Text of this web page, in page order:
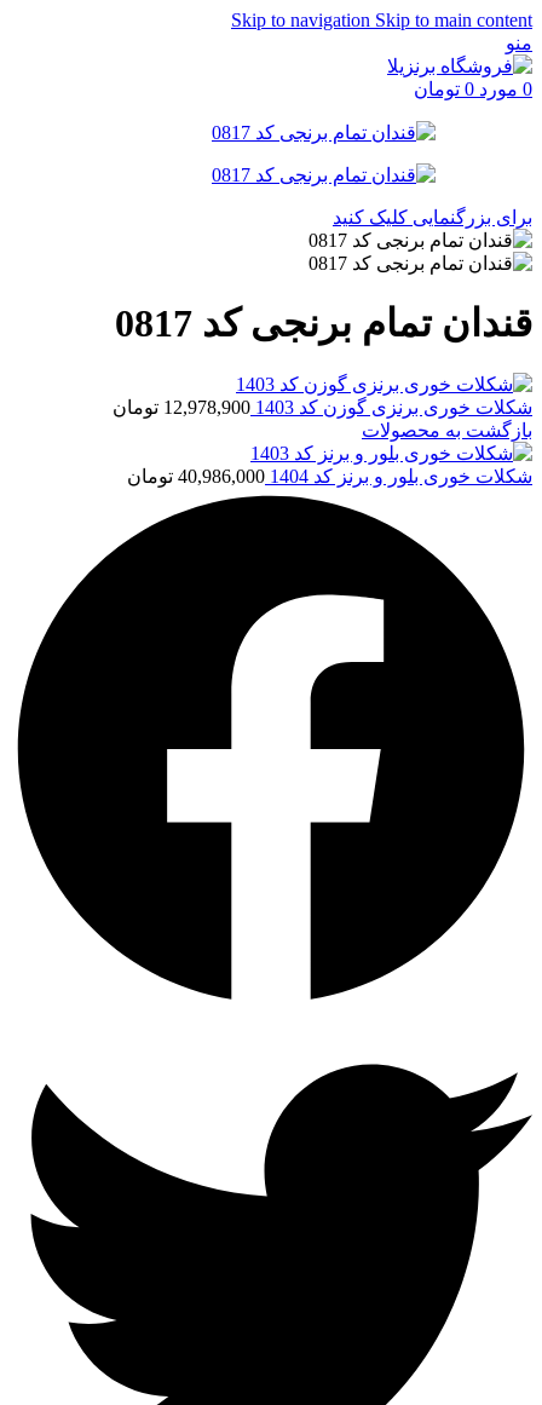
Skip to navigation Skip to main content
منو
0 مورد 0 تومان
برای بزرگنمایی کلیک کنید
قندان تمام برنجی کد 0817
شکلات خوری برنزی گوزن کد 1403 12,978,900 تومان
بازگشت به محصولات
شکلات خوری بلور و برنز کد 1404 40,986,000 تومان